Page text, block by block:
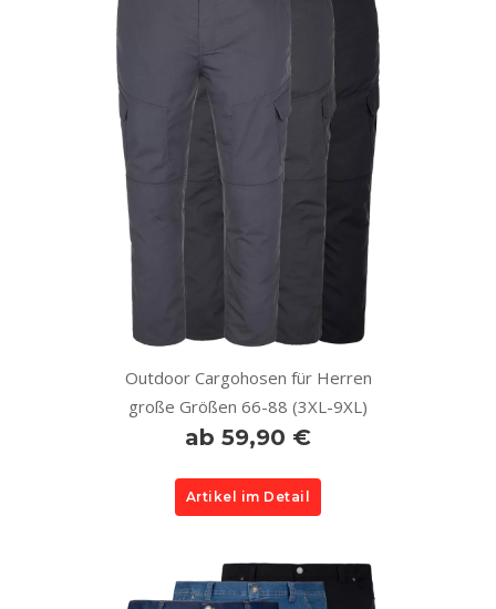
Outdoor Cargohosen für Herren
große Größen 66-88 (3XL-9XL)
ab 59,90 €
Artikel im Detail